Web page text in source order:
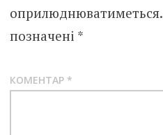
оприлюднюватиметься.
позначені *
КОМЕНТАР *